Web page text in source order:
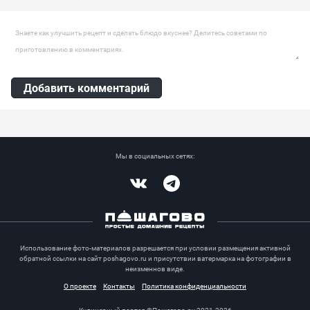
Оставить комментарий
Добавить комментарий
Мы в социальных сетях:
Использование фото-материалов разрешается при условии размещения активной
обратной ссылки на сайт poshagovo.ru и присутствии ватермарка на фотографии в
неизменнов виде.
О проекте
Контакты Политика конфиденциальности